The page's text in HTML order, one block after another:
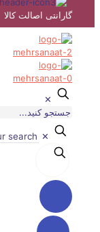
گارانتی اصالت کالا
✕
✕